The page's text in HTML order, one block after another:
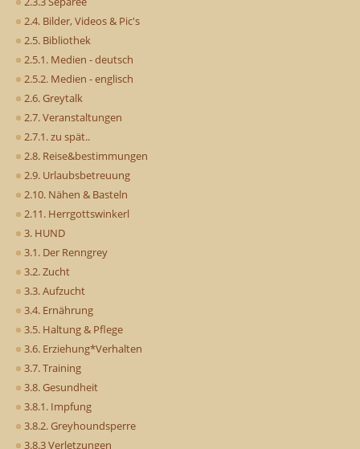
2.4. Bilder, Videos & Pic's
2.5. Bibliothek
2.5.1. Medien - deutsch
2.5.2. Medien - englisch
2.6. Greytalk
2.7. Veranstaltungen
2.7.1. zu spät..
2.8. Reise&bestimmungen
2.9. Urlaubsbetreuung
2.10. Nähen & Basteln
2.11. Herrgottswinkerl
3. HUND
3.1. Der Renngrey
3.2. Zucht
3.3. Aufzucht
3.4. Ernährung
3.5. Haltung & Pflege
3.6. Erziehung*Verhalten
3.7. Training
3.8. Gesundheit
3.8.1. Impfung
3.8.2. Greyhoundsperre
3.8.3 Verletzungen